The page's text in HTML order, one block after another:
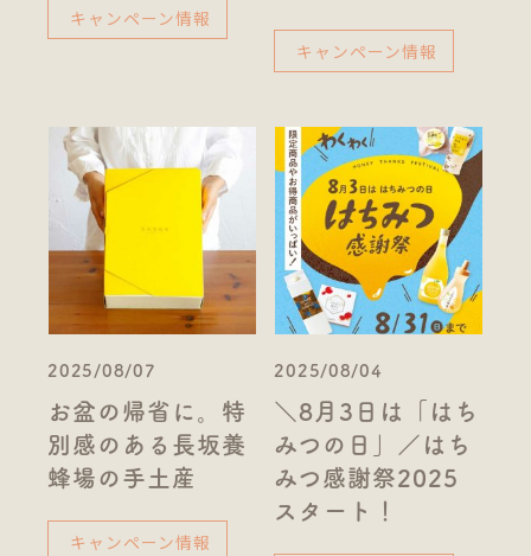
キャンペーン情報
キャンペーン情報
2025/08/07
お盆の帰省に。特
別感のある長坂養
蜂場の手土産
キャンペーン情報
2025/08/04
＼8月3日は「はち
みつの日」／はち
みつ感謝祭2025
スタート！